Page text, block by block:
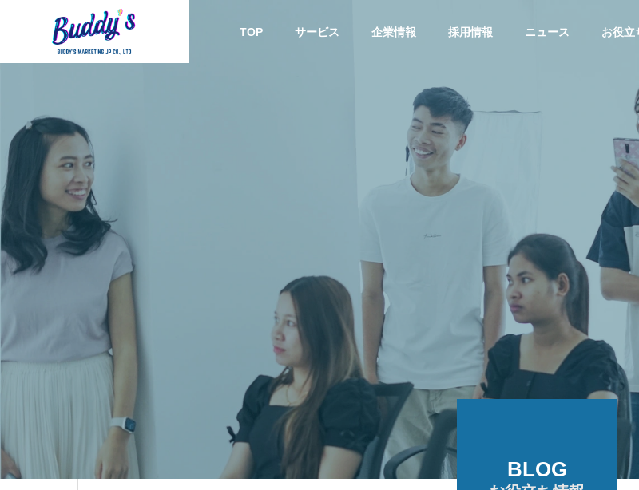
TOP サービス 企業情報 採用情報 ニュース お役立
サービス
MARKETING CONSULTING SNS
Company
お役立ち情報
カンボジアにおける市場調
査について
カンボジアマーケティング
ジャパンフェア2023 in Ca
mbodia | AEONMALLでの
日本食イベント成功の鍵
カンボジアビジネス
ブランド品買
グ カンボジア
BLOG